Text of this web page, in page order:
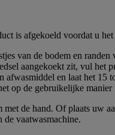
is afgekoeld voordat u
van de bodem en randen
aangekoekt zit, vul het
afwasmiddel en laat het 15
op de gebruikelijke manier
met de hand. Of plaats uw
vaatwasmachine.